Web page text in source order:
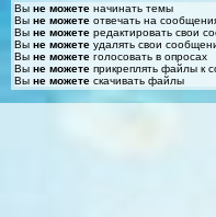
Вы не можете начинать темы
Вы не можете отвечать на
Вы не можете редактировать свои
Вы не можете удалять свои
Вы не можете голосовать в опросах
Вы не можете прикреплять файлы к
Вы не можете скачивать файлы